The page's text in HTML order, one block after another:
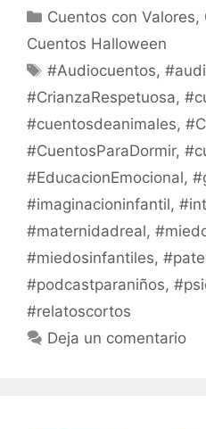
Categorías
Cuentos con Valores,
Cuentos Halloween
Etiquetas
#Audiocuentos,
#CrianzaRespetuosa,
#cuentosdeanimales,
#CuentosParaDormir,
#EducacionEmocional,
#imaginacioninfantil,
#maternidadreal,
#miedosinfantiles,
#podcastparaniños,
#relatoscortos
Deja un comentario